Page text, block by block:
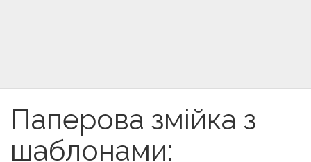
Паперова змійка з
шаблонами: